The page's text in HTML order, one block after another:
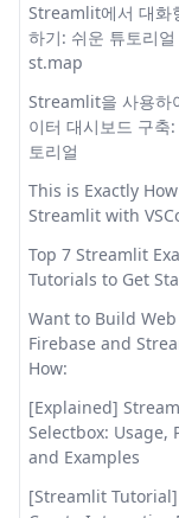
How to Easily Solve
Unprocessable
ChatGPT
How to Fix Chat
Denied Error Code
Solution:
How to Fix
Loop: A Straight-
Guide
How to Fix
Capacity Error
How to
ChatGPT Memory
Tools
How to Install
Docker: Step-by-
How to OverCome
Has No Attribute
하기
파이썬의
이미지 그리기 방법
Pandas 데이터프
값 확인하는 방법
어레이로 변환하는
드
Querying
SQL
Pandasql - 파이썬
을 사용하여 데이터
기
Pandas에서 'No
Named' 오류 해결:
Pandas에서
사용하여 데이터에
작하는 방법
Pandas에서 키 오류
PyPDF2: PDF 조작
Python 라이브러리
PyPDF2: The
Library for PDF
Pyenv를 이용한
리 방법
Pylance: The
Language Server
Visual Studio Code
Pylance: Visual
위한 최고의
Server Extension
Python Binning:
Explained
Python Circular
Methods to Avoid
Streamlit에서 대화
하기: 쉬운 튜토리
st.map
Streamlit을 사용하
이터 대시보드 구축
토리얼
This is Exactly
Streamlit with
Top 7 Streamlit
Tutorials to Get
Want to Build
Firebase and
How:
[Explained]
Selectbox: Usage,
and Examples
[Streamlit